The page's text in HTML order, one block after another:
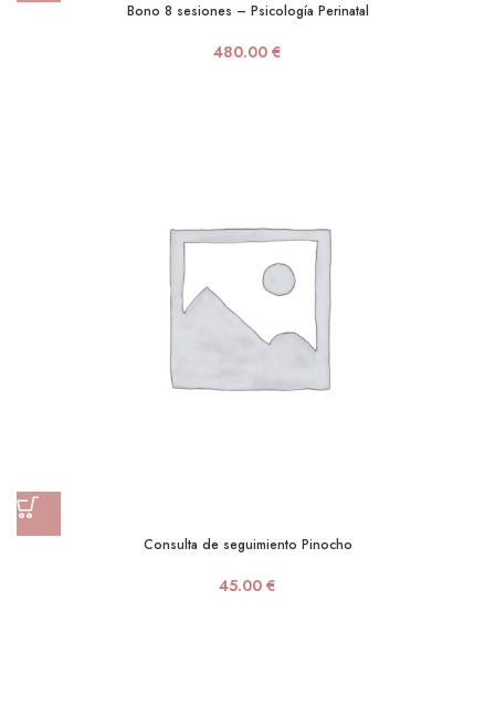
Bono 8 sesiones – Psicología Perinatal
480.00 €
Consulta de seguimiento Pinocho
45.00 €